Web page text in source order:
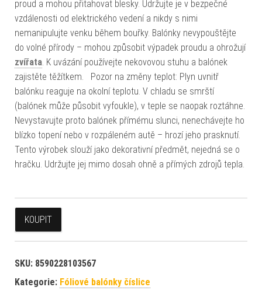
proud a mohou přitahovat blesky. Udržujte je v bezpečné
vzdálenosti od elektrického vedení a nikdy s nimi
nemanipulujte venku během bouřky. Balónky nevypouštějte
do volné přírody – mohou způsobit výpadek proudu a ohrožují
zvířata. K uvázání používejte nekovovou stuhu a balónek
zajistěte těžítkem. Pozor na změny teplot: Plyn uvnitř
balónku reaguje na okolní teplotu. V chladu se smrští
(balónek může působit vyfoukle), v teple se naopak roztáhne.
Nevystavujte proto balónek přímému slunci, nenechávejte ho
blízko topení nebo v rozpáleném autě – hrozí jeho prasknutí.
Tento výrobek slouží jako dekorativní předmět, nejedná se o
hračku. Udržujte jej mimo dosah ohně a přímých zdrojů tepla.
KOUPIT
SKU: 8590228103567
Kategorie: Fóliové balónky číslice